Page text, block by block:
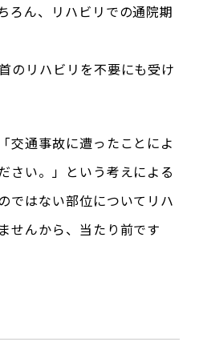
ろん、リハビリでの通院期
のリハビリを不要にも受け
交通事故に遭ったことによ
さい。」という考えによる
ではない部位についてリハ
せんから、当たり前です